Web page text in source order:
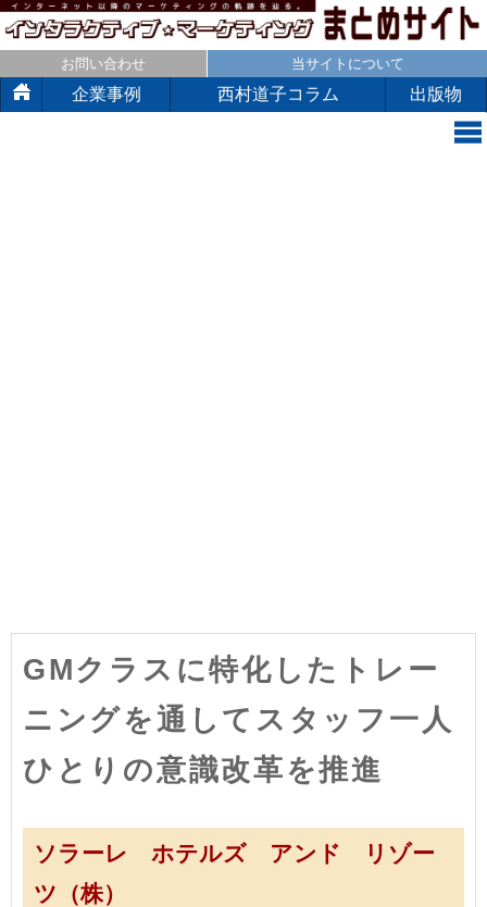
お問い合わせ 当サイトについて
企業事例 西村道子コラム 出版物
GMクラスに特化したトレー
ニングを通してスタッフ一人
ひとりの意識改革を推進
ソラーレ ホテルズ アンド リゾー
ツ（株）